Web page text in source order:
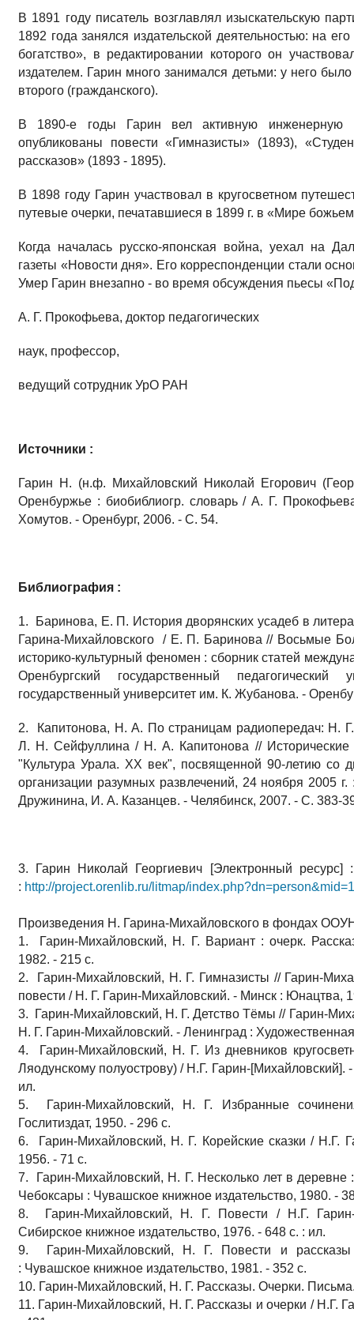
В 1891 году писатель возглавлял изыскательскую
1892 года занялся издательской деятельностью: на
богатство», в редактировании которого он
издателем. Гарин много занимался детьми: у него
второго (гражданского).
В 1890-е годы Гарин вел активную инженерную
опубликованы повести «Гимназисты» (1893),
рассказов» (1893 - 1895).
В 1898 году Гарин участвовал в кругосветном
путевые очерки, печатавшиеся в 1899 г. в «Мире
Когда началась русско-японская война, уехал на
газеты «Новости дня». Его корреспонденции стали
Умер Гарин внезапно - во время обсуждения пьесы
А. Г. Прокофьева, доктор педагогических
наук, профессор,
ведущий сотрудник УрО РАН
Источники :
Гарин Н. (н.ф. Михайловский Николай Егорович
Оренбуржье : биобиблиогр. словарь / А. Г.
Хомутов. - Оренбург, 2006. - С. 54.
Библиография :
1. Баринова, Е. П. История дворянских усадеб в
Гарина-Михайловского / Е. П. Баринова // Восьмые
историко-культурный феномен : сборник статей
Оренбургский государственный педагогический
государственный университет им. К. Жубанова. -
2. Капитонова, Н. А. По страницам радиопередач: Н.
Л. Н. Сейфуллина / Н. А. Капитонова //
"Культура Урала. XX век", посвященной 90-летию со
организации разумных развлечений, 24 ноября 2005
Дружинина, И. А. Казанцев. - Челябинск, 2007. - С. 383-
3. Гарин Николай Георгиевич [Электронный
: http://project.orenlib.ru/litmap/
Произведения Н. Гарина-Михайловского в фондах
1. Гарин-Михайловский, Н. Г. Вариант : очерк.
1982. - 215 с.
2. Гарин-Михайловский, Н. Г. Гимназисты // Гарин-
повести / Н. Г. Гарин-Михайловский. - Минск : Юнацтва,
3. Гарин-Михайловский, Н. Г. Детство Тёмы // Гарин-
Н. Г. Гарин-Михайловский. - Ленинград :
4. Гарин-Михайловский, Н. Г. Из дневников
Ляодунскому полуострову) / Н.Г. Гарин-[Михайловский].
ил.
5. Гарин-Михайловский, Н. Г. Избранные
Гослитиздат, 1950. - 296 с.
6. Гарин-Михайловский, Н. Г. Корейские сказки / Н.Г.
1956. - 71 с.
7. Гарин-Михайловский, Н. Г. Несколько лет в
Чебоксары : Чувашское книжное издательство, 1980. -
8. Гарин-Михайловский, Н. Г. Повести / Н.Г.
Сибирское книжное издательство, 1976. - 648 с. : ил.
9. Гарин-Михайловский, Н. Г. Повести и
: Чувашское книжное издательство, 1981. - 352 с.
10. Гарин-Михайловский, Н. Г. Рассказы. Очерки.
11. Гарин-Михайловский, Н. Г. Рассказы и очерки / Н.Г.